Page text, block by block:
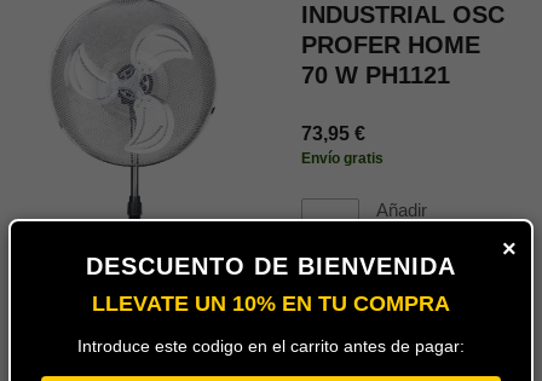
INDUSTRIAL OSC
PROFER HOME
70 W PH1121
73,95 €
Envío gratis
Añadir
carrito
×
DESCUENTO DE BIENVENIDA
LLEVATE UN 10% EN TU COMPRA
Introduce este codigo en el carrito antes de pagar: